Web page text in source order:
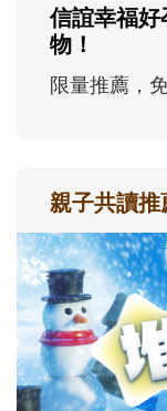
信誼幸福
物！
限量推薦，
親子共讀推
最新活動